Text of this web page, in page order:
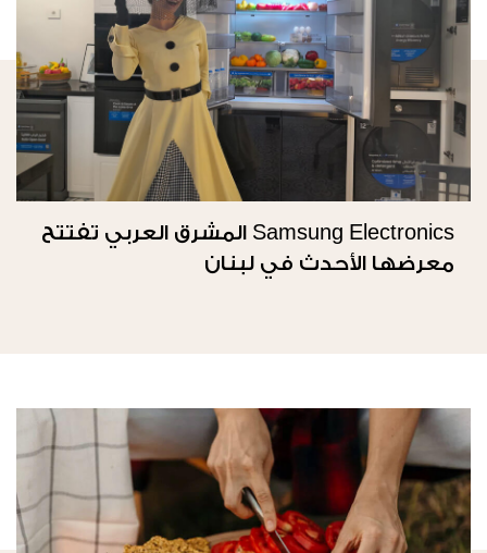
Samsung Electronics المشرق العربي تفتتح
معرضها الأحدث في لبنان